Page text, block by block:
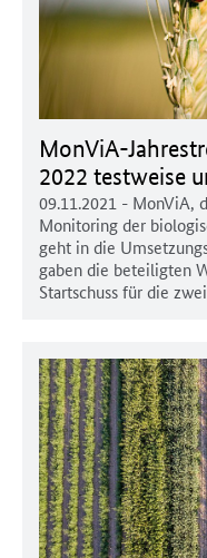
MonViA-
2022 testweise
09.11.2021 - MonViA,
Monitoring der
geht in die
gaben die beteiligten
Startschuss für die